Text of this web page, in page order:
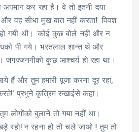
अपमान कर रहा है। वे तो इतनी दया
वह सीधा मुख बात नहीं करता!’ विवश
गयी थी। ‘कोई कुछ बोले नहीं और न
पी गये। भरतलाल शान्त थे और
कुछ आश्चर्य हो रहा था।
हैं और तुम हमारी पूजा करना दूर रहा,
प्रभुने कृत्रिम रुखाईसे कहा।
लोगोंको बुलाने तो गया नहीं था।
रहो! न रहना हो तो चले जाओ ! तुम तो